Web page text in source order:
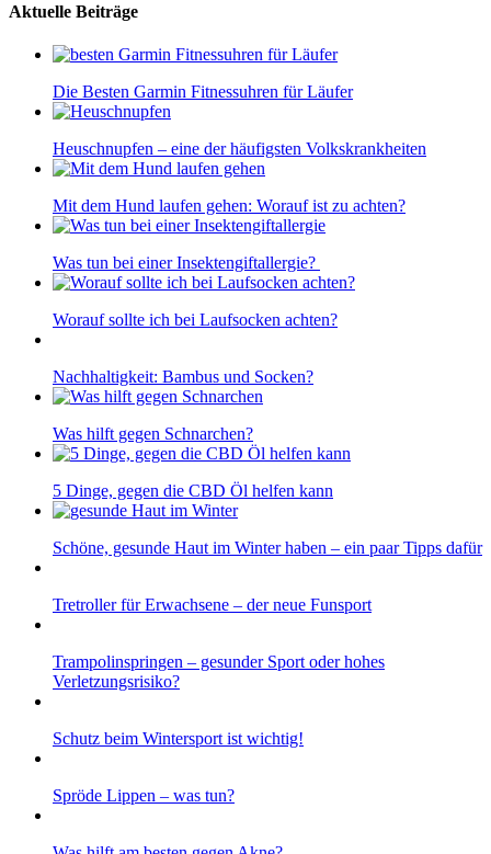
Aktuelle Beiträge
Die Besten Garmin Fitnessuhren für Läufer
Heuschnupfen – eine der häufigsten Volkskrankheiten
Mit dem Hund laufen gehen: Worauf ist zu achten?
Was tun bei einer Insektengiftallergie?
Worauf sollte ich bei Laufsocken achten?
Nachhaltigkeit: Bambus und Socken?
Was hilft gegen Schnarchen?
5 Dinge, gegen die CBD Öl helfen kann
Schöne, gesunde Haut im Winter haben – ein paar Tipps dafür
Tretroller für Erwachsene – der neue Funsport
Trampolinspringen – gesunder Sport oder hohes
Verletzungsrisiko?
Schutz beim Wintersport ist wichtig!
Spröde Lippen – was tun?